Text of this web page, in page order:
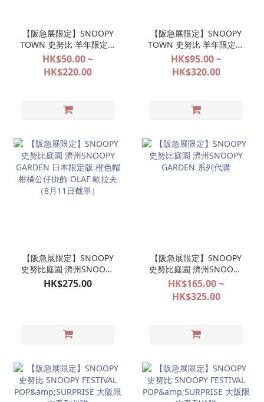
【阪急展限定】SNOOPY
TOWN 史努比 羊年限定系
列（先行預購 8月11日截
單）
HK$50.00 ~
HK$220.00
【阪急展限定】SNOOPY
TOWN 史努比 羊年限定系
列（先行預購 8月11日截
單）
HK$95.00 ~
HK$320.00
【阪急展限定】SNOOPY
史努比庭園 濟州SNOOPY
GARDEN 日本限定版 橙色
帽柑橘公仔掛飾 OLAF 歐
HK$275.00
【阪急展限定】SNOOPY
史努比庭園 濟州SNOOPY
GARDEN 系列代購
HK$165.00 ~
HK$325.00